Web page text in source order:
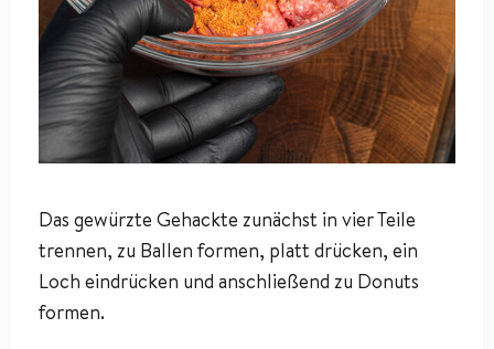
Das gewürzte Gehackte zunächst in vier Teile
trennen, zu Ballen formen, platt drücken, ein
Loch eindrücken und anschließend zu Donuts
formen.